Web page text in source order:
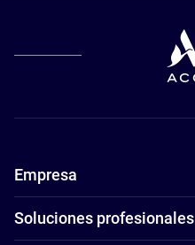
Empresa
Soluciones profesionales